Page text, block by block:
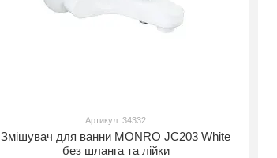
Артикул: 34332
Змішувач для ванни MONRO JC203 White
без шланга та лійки